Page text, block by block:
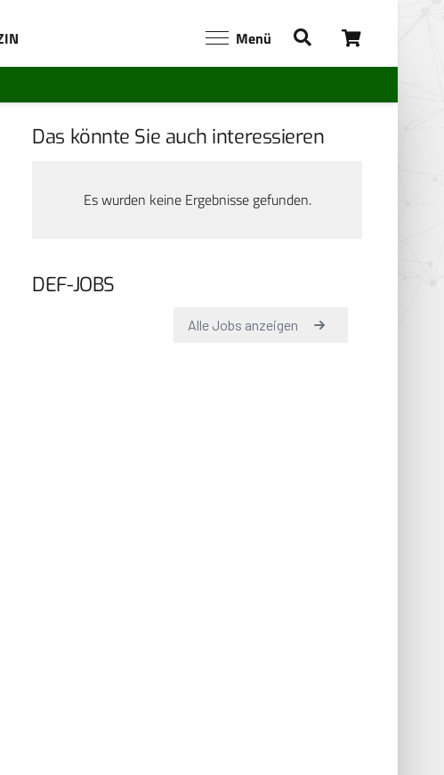
Menü
Das könnte Sie auch interessieren
Es wurden keine Ergebnisse gefunden.
DEF-JOBS